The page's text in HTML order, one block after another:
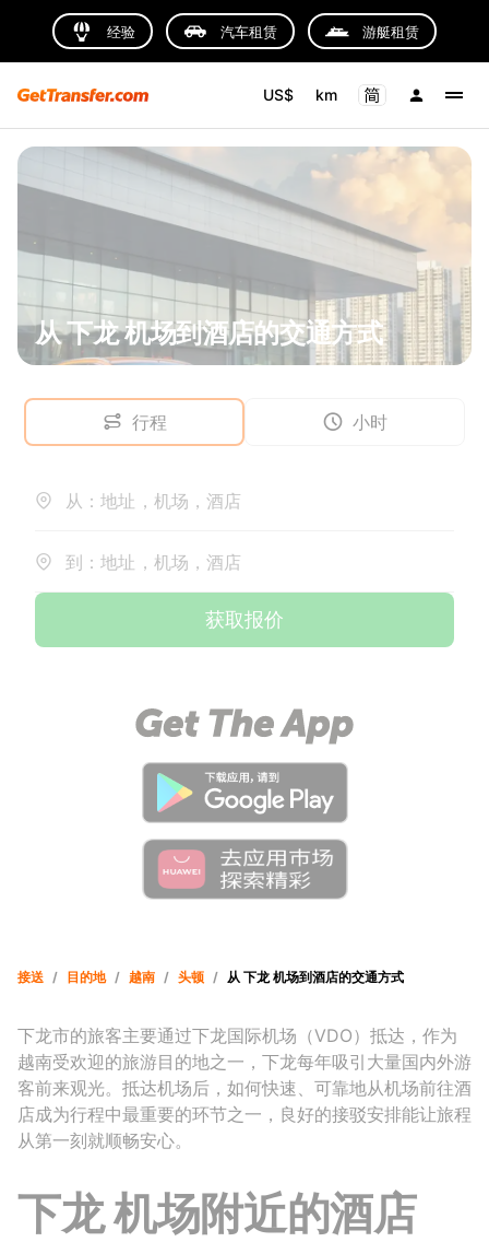
经验 汽车租赁 游艇租赁
US$ km
从 下龙 机场到酒店的交通方式
行程 小时
从：地址，机场，酒店
到：地址，机场，酒店
获取报价
接送 / 目的地 / 越南 / 头顿 / 从 下龙 机场到酒店的交通方式
下龙市的旅客主要通过下龙国际机场（VDO）抵达，作为
越南受欢迎的旅游目的地之一，下龙每年吸引大量国内外游
客前来观光。抵达机场后，如何快速、可靠地从机场前往酒
店成为行程中最重要的环节之一，良好的接驳安排能让旅程
从第一刻就顺畅安心。
下龙 机场附近的酒店